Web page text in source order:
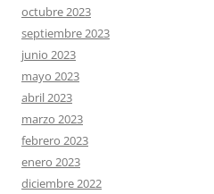
octubre 2023
septiembre 2023
junio 2023
mayo 2023
abril 2023
marzo 2023
febrero 2023
enero 2023
diciembre 2022